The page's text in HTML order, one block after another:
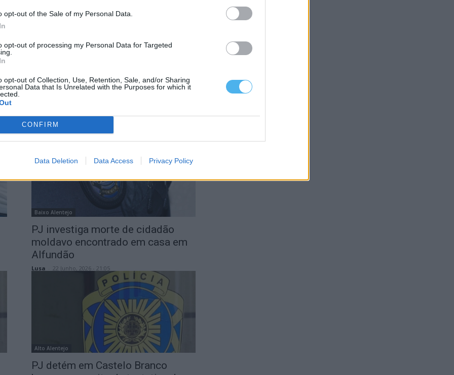
opt-out of the Sale of my Personal Data.
opt-out of processing my Personal Data for Targeted
opt-out of Collection, Use, Retention, Sale, and/or Sharing
Data that Is Unrelated with the Purposes for which it
CONFIRM
Data Deletion Data Access Privacy Policy
Baixo Alentejo
Homem detido pela PJ por
causaram morte de bebé em Serpa
Luís Diabão - 15 Julho, 2026 - 12:17
Baixo Alentejo
PJ investiga morte de cidadão
moldavo encontrado em casa em
Alfundão
Lusa 22 Junho, 2026 - 21:05
Alto Alentejo
PJ detém em Castelo Branco